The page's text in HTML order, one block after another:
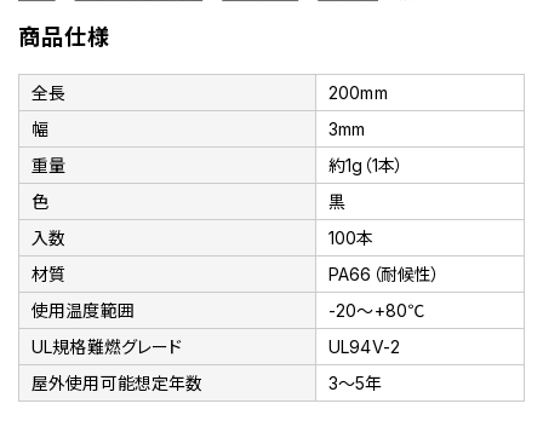
商品仕様
全長
200mm
幅
3mm
重量
約1g（1本）
色
黒
入数
100本
材質
PA66（耐候性）
使用温度範囲
-20～+80℃
UL規格難燃グレード
UL94V-2
屋外使用可能想定年数
3～5年